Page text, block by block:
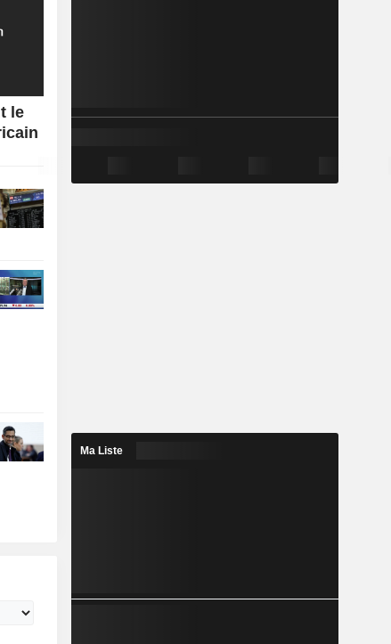
le
Ma Liste